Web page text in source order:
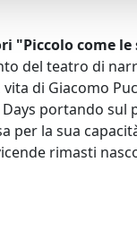
"Piccolo come
del teatro di
di Giacomo
Days portando
per la sua
rimasti